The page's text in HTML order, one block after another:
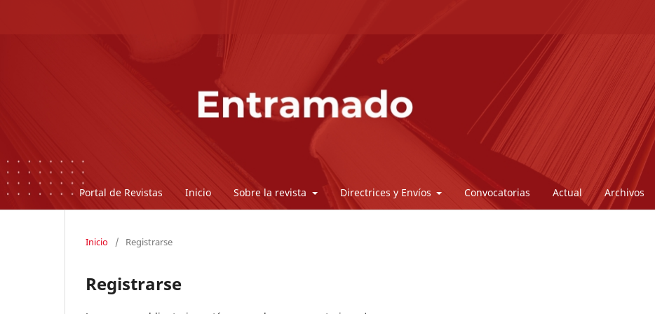
Portal de Revistas Inicio Sobre la revista Directrices y Envíos Convocatorias Actual Archivos
Inicio / Registrarse
Registrarse